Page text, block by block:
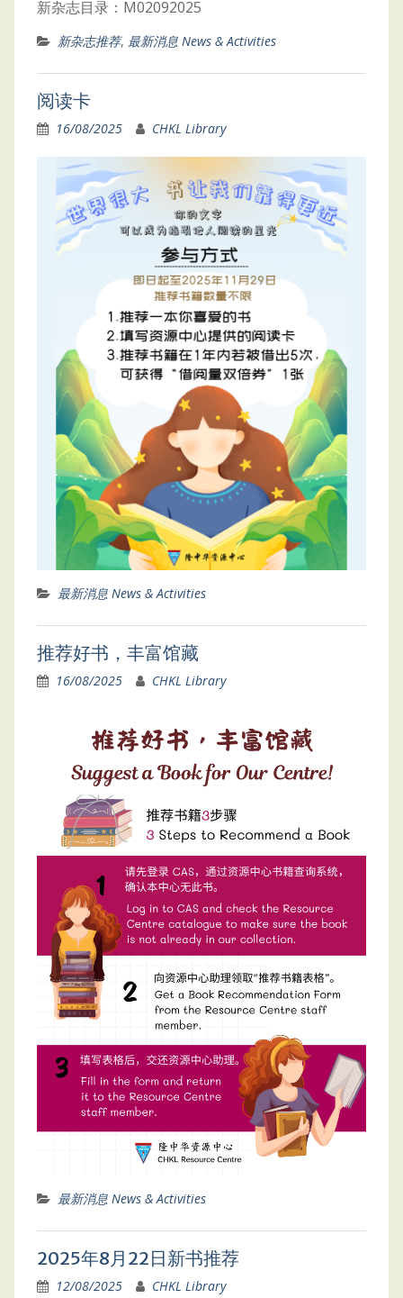
新杂志目录：M02092025
新杂志推荐, 最新消息 News & Activities
阅读卡
16/08/2025 CHKL Library
最新消息 News & Activities
推荐好书，丰富馆藏
16/08/2025 CHKL Library
最新消息 News & Activities
2025年8月22日新书推荐
12/08/2025 CHKL Library